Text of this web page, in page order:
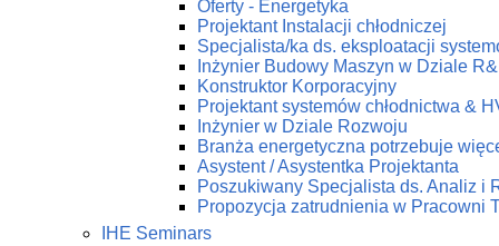
Oferty - Energetyka
Projektant Instalacji chłodniczej
Specjalista/ka ds. eksploatacji
Inżynier Budowy Maszyn w Dziale
Konstruktor Korporacyjny
Projektant systemów chłodnictwa &
Inżynier w Dziale Rozwoju
Branża energetyczna potrzebuje
Asystent / Asystentka Projektanta
Poszukiwany Specjalista ds. Analiz i
Propozycja zatrudnienia w Pracowni
IHE Seminars